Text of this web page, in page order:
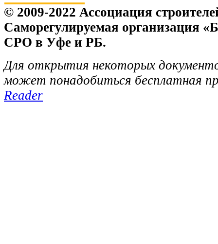
© 2009-2022 Ассоциация
Саморегулируемая организация
СРО в Уфе и РБ.
Для открытия некоторых
может понадобиться бесплатная
Reader